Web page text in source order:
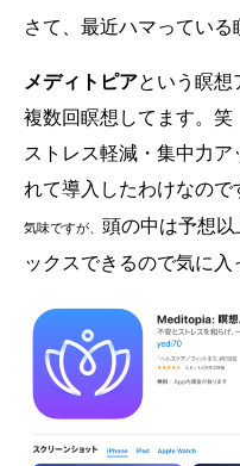
さて、最近ハマっている
メディトピアという瞑想
複数回瞑想してます。笑
ストレス軽減・集中力
れて導入したわけなので
気味ですが、 頭の中は予想
ックスできるので気に入